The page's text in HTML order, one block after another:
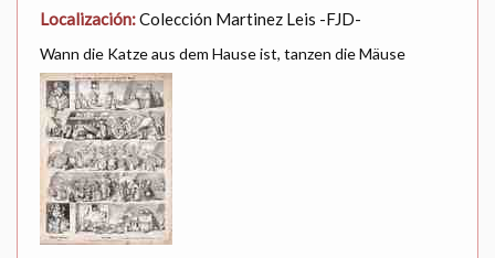
Localización:Colección Martinez Leis -FJD-
Wann die Katze aus dem Hause ist, tanzen die Mäuse